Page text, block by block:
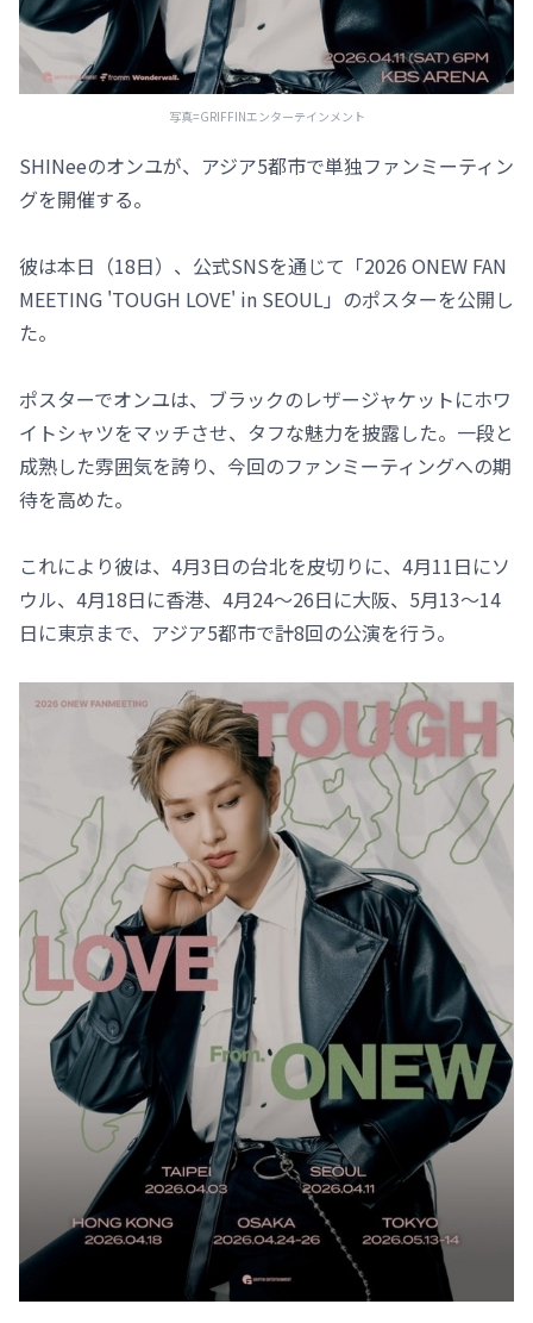
写真=GRIFFINエンターテインメント
SHINeeのオンユが、アジア5都市で単独ファンミーティン
グを開催する。
彼は本日（18日）、公式SNSを通じて「2026 ONEW FAN
MEETING 'TOUGH LOVE' in SEOUL」のポスターを公開し
た。
ポスターでオンユは、ブラックのレザージャケットにホワ
イトシャツをマッチさせ、タフな魅力を披露した。一段と
成熟した雰囲気を誇り、今回のファンミーティングへの期
待を高めた。
これにより彼は、4月3日の台北を皮切りに、4月11日にソ
ウル、4月18日に香港、4月24～26日に大阪、5月13～14
日に東京まで、アジア5都市で計8回の公演を行う。